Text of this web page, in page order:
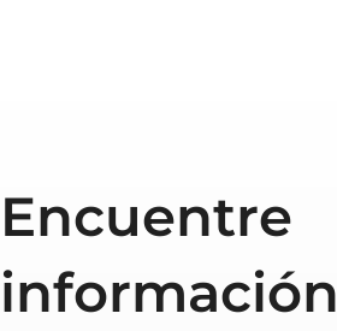
Encuentre
información